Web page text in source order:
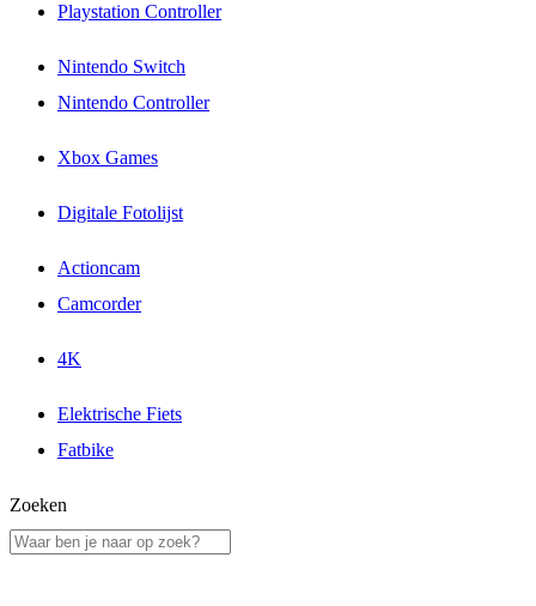
Playstation Controller
Nintendo Switch
Nintendo Controller
Xbox Games
Digitale Fotolijst
Actioncam
Camcorder
4K
Elektrische Fiets
Fatbike
Zoeken